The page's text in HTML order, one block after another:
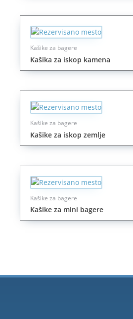
Kašike za bagere
Kašika za iskop kamena
Kašike za bagere
Kašike za iskop zemlje
Kašike za bagere
Kašike za mini bagere